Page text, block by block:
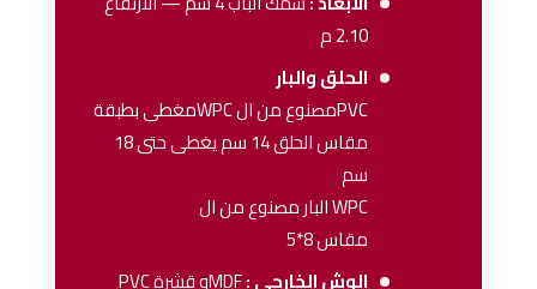
2.10 م
الحلق والبار
PVCمصنوع من ال WPCمغطى بطبقة
مقاس الحلق 14 سم يغطى حتى 18
سم
WPC البار مصنوع من ال
مقاس 8*5
الوش الخارجي :